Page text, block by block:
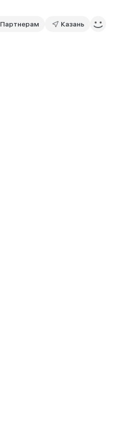
Партнерам Казань